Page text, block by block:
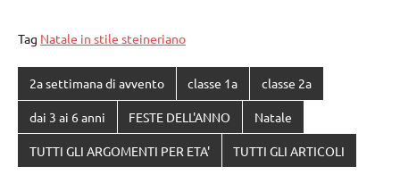
Tag Natale in stile steineriano
2a settimana di avvento classe 1a classe 2a
dai 3 ai 6 anni FESTE DELL'ANNO Natale
TUTTI GLI ARGOMENTI PER ETA' TUTTI GLI ARTICOLI